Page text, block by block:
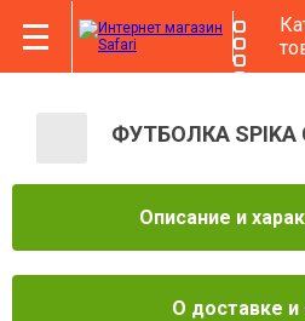
ФУТБОЛКА SPIKA
Описание и
О доставке и